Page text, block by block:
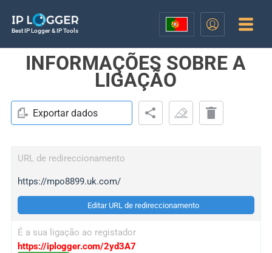
Best IP Logger & IP Tools
INFORMAÇÕES SOBRE A
LIGAÇÃO
Exportar dados
URL de redireccionamento
https://mpo8899.uk.com/
Editar URL de redireccionamento
É a sua ligação ao registador
https://iplogger.com/2yd3A7